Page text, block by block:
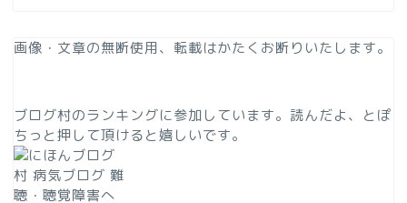
画像・文章の無断使用、転載はかたくお断りいたします。
ブログ村のランキングに参加しています。読んだよ、とぽ
ちっと押して頂けると嬉しいです。